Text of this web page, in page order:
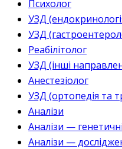
Психолог
УЗД
УЗД
Реабілітолог
УЗД (інші
Анестезіолог
УЗД (ортопедія та
Аналізи
Аналізи —
Аналізи —